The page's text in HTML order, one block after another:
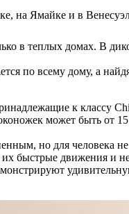
на Ямайке и в
в теплых домах. В
по всему дому, а
к классу
может быть от
но для человека не
быстрые движения и